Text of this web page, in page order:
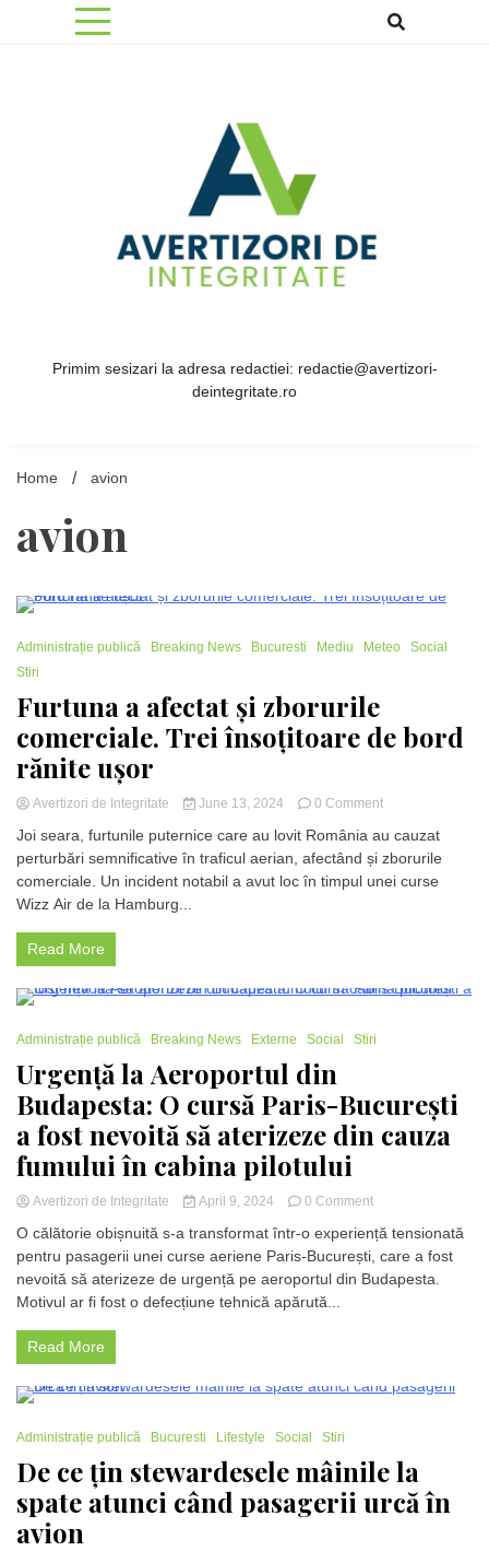
Primim sesizari la adresa redactiei: redactie@avertizori-
deintegritate.ro
Home avion
avion
Administrație publică
Breaking News Bucuresti Mediu Meteo
Social
Stiri
Furtuna a afectat și zborurile
comerciale. Trei însoțitoare de bord
rănite ușor
Avertizori de Integritate June 13, 2024 0 Commenton
a
afectat
și
bord
Joi seara, furtunile puternice care au lovit România au cauzat
perturbări semnificative în traficul aerian, afectând și zborurile
comerciale. Un incident notabil a avut loc în timpul unei curse
Wizz Air de la Hamburg...
Read More
Administrație publică
Breaking News Externe Social Stiri
Urgență la Aeroportul din
Budapesta: O cursă Paris-București
a fost nevoită să aterizeze din cauza
fumului în cabina pilotului
Avertizori de Integritate April 9, 2024 0 Commenton
la
Aeroportul
din
a
aterizeze
din
cauza
O călătorie obișnuită s-a transformat într-o experiență tensionată
pentru pasagerii unei curse aeriene Paris-București, care a fost
nevoită să aterizeze de urgență pe aeroportul din Budapesta.
Motivul ar fi fost o defecțiune tehnică apărută...
Read More
Administrație publică
Bucuresti Lifestyle Social Stiri
De ce țin stewardesele mâinile la
spate atunci când pasagerii urcă în
avion